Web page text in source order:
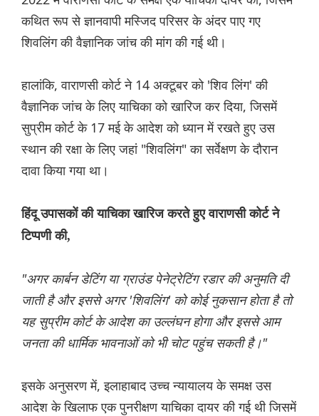
कथित रूप से ज्ञानवापी मस्जिद परिसर के अंदर पाए गए
शिवलिंग की वैज्ञानिक जांच की मांग की गई थी।
हालांकि, वाराणसी कोर्ट ने 14 अक्टूबर को 'शिव लिंग' की
वैज्ञानिक जांच के लिए याचिका को खारिज कर दिया, जिसमें
सुप्रीम कोर्ट के 17 मई के आदेश को ध्यान में रखते हुए उस
स्थान की रक्षा के लिए जहां "शिवलिंग" का सर्वेक्षण के दौरान
दावा किया गया था।
हिंदू उपासकों की याचिका खारिज करते हुए वाराणसी कोर्ट ने
टिप्पणी की,
"अगर कार्बन डेटिंग या ग्राउंड पेनेट्रेटिंग रडार की अनुमति दी
जाती है और इससे अगर 'शिवलिंग' को कोई नुकसान होता है तो
यह सुप्रीम कोर्ट के आदेश का उल्लंघन होगा और इससे आम
जनता की धार्मिक भावनाओं को भी चोट पहुंच सकती है।"
इसके अनुसरण में, इलाहाबाद उच्च न्यायालय के समक्ष उस
आदेश के खिलाफ एक पुनरीक्षण याचिका दायर की गई थी जिसमें